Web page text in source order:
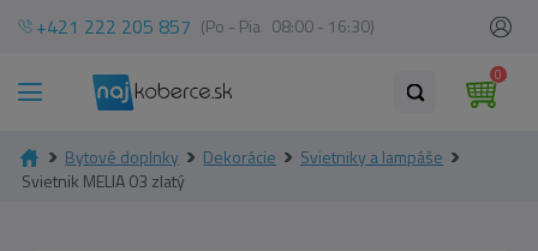
+421 222 205 857 (Po - Pia 08:00 - 16:30)
0
Bytové doplnky Dekorácie
Svietniky a lampáše
Svietnik MELIA 03 zlatý